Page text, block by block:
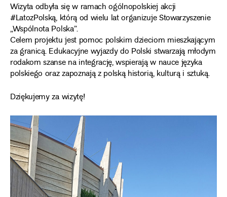
Wizyta odbyła się w ramach ogólnopolskiej akcji
#LatozPolską, którą od wielu lat organizuje Stowarzyszenie
„Wspólnota Polska”.
Celem projektu jest pomoc polskim dzieciom mieszkającym
za granicą. Edukacyjne wyjazdy do Polski stwarzają młodym
rodakom szanse na integrację, wspierają w nauce języka
polskiego oraz zapoznają z polską historią, kulturą i sztuką.
Dziękujemy za wizytę!